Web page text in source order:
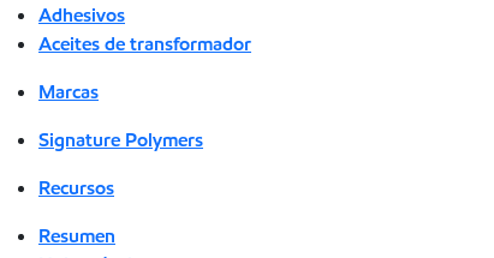
Adhesivos
Aceites de transformador
Marcas
Signature Polymers
Recursos
Resumen